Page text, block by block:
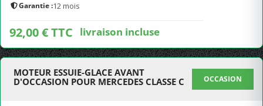
Garantie :12 mois
92,00 € TTC livraison incluse
MOTEUR ESSUIE-GLACE AVANT
D'OCCASION POUR MERCEDES CLASSE C
OCCASION